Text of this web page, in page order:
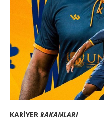
KARİYER RAKAMLARI